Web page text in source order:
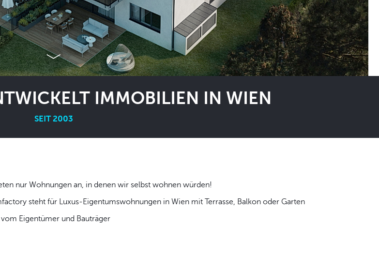
IMMOBILIEN IN WIEN
SEIT 2003
nur Wohnungen an, in denen wir selbst wohnen würden!
steht für Luxus-Eigentumswohnungen in Wien mit Terrasse, Balkon oder Garten
Eigentümer und Bauträger